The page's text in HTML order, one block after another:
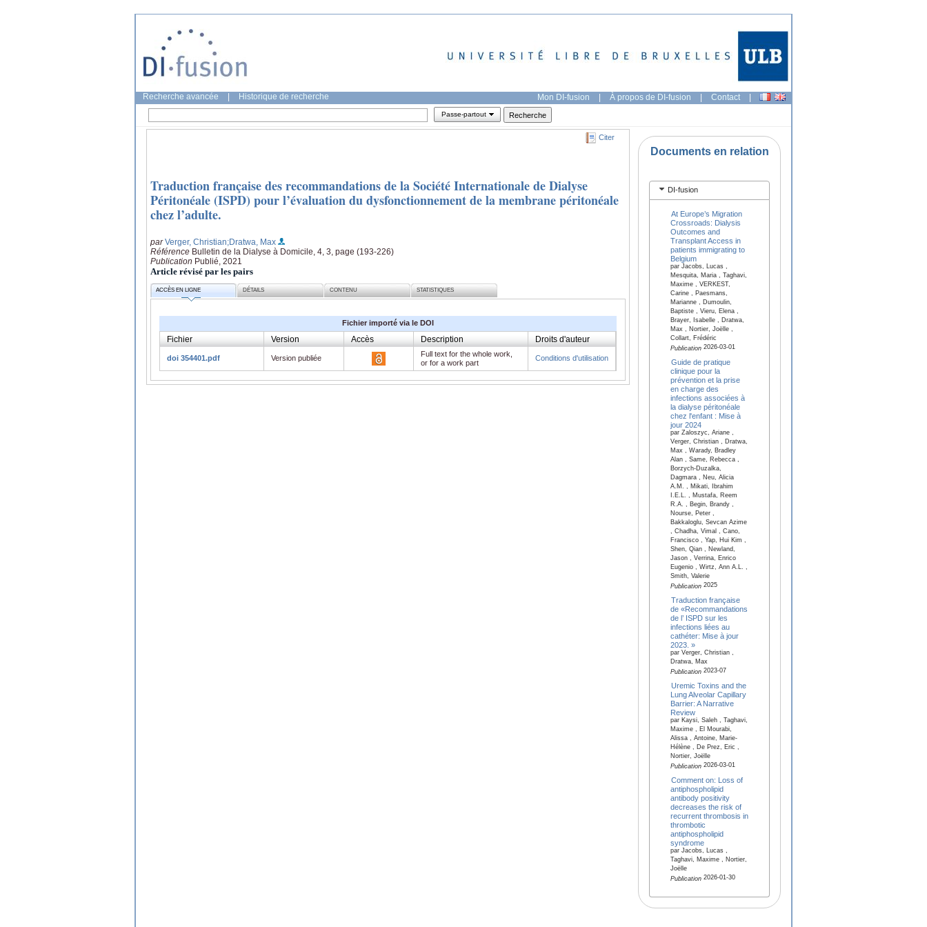
Recherche avancée Historique de recherche Mon DI-fusion | À propos de DI-fusion | Contact |
Passe-partout
Citer
Traduction française des recommandations de la Société Internationale de Dialyse
Péritonéale (ISPD) pour l’évaluation du dysfonctionnement de la membrane péritonéale
chez l’adulte.
parVerger, Christian;Dratwa, Max
Référence Bulletin de la Dialyse à Domicile, 4, 3, page (193-226)
Publication Publié, 2021
Article révisé par les pairs
ACCÈS EN LIGNE DÉTAILS CONTENU STATISTIQUES
Fichier importé via le DOI
Fichier Version Accès Description Droits d'auteur
doi 354401.pdf Version publiée
Full text for the whole work,
or for a work part
Conditions d'utilisation
Documents en relation
DI-fusion
At Europe’s Migration
Crossroads: Dialysis
Outcomes and
Transplant Access in
patients immigrating to
Belgium
par Jacobs, Lucas ,
Mesquita, Maria , Taghavi,
Maxime , VERKEST,
Carine , Paesmans,
Marianne , Dumoulin,
Baptiste , Vieru, Elena ,
Brayer, Isabelle , Dratwa,
Max , Nortier, Joëlle ,
Collart, Frédéric
Publication2026-03-01
Guide de pratique
clinique pour la
prévention et la prise
en charge des
infections associées à
la dialyse péritonéale
chez l'enfant : Mise à
jour 2024
par Zaloszyc, Ariane ,
Verger, Christian , Dratwa,
Max , Warady, Bradley
Alan , Same, Rebecca ,
Borzych-Duzalka,
Dagmara , Neu, Alicia
A.M. , Mikati, Ibrahim
I.E.L. , Mustafa, Reem
R.A. , Begin, Brandy ,
Nourse, Peter ,
Bakkaloglu, Sevcan Azime
, Chadha, Vimal , Cano,
Francisco , Yap, Hui Kim ,
Shen, Qian , Newland,
Jason , Verrina, Enrico
Eugenio , Wirtz, Ann A.L. ,
Smith, Valerie
Publication2025
Traduction française
de «Recommandations
de l’ ISPD sur les
infections liées au
cathéter: Mise à jour
2023. »
par Verger, Christian ,
Dratwa, Max
Publication2023-07
Uremic Toxins and the
Lung Alveolar Capillary
Barrier: A Narrative
Review
par Kaysi, Saleh , Taghavi,
Maxime , El Mourabi,
Alissa , Antoine, Marie-
Hélène , De Prez, Eric ,
Nortier, Joëlle
Publication2026-03-01
Comment on: Loss of
antiphospholipid
antibody positivity
decreases the risk of
recurrent thrombosis in
thrombotic
antiphospholipid
syndrome
par Jacobs, Lucas ,
Taghavi, Maxime , Nortier,
Joëlle
Publication2026-01-30